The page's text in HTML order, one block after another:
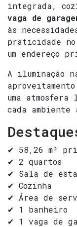
integrada,
vaga de
às
praticidade
um endereço
A iluminação
uma
cada
✔ 58,26 m²
✔ 2 quartos
✔ Sala de
✔ Cozinha
✔ Área de
✔ 1 banheiro
✔ 1 vaga de